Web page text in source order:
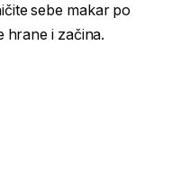
sebe makar po
hrane i začina.